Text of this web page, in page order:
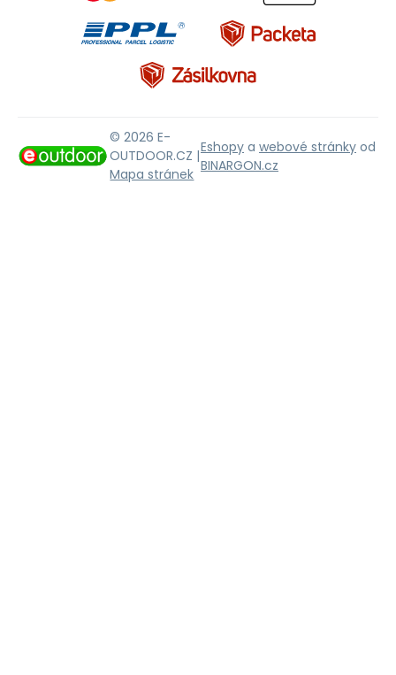
© 2026 E-
OUTDOOR.CZ |
Mapa stránek
Eshopy a webové stránky od
BINARGON.cz